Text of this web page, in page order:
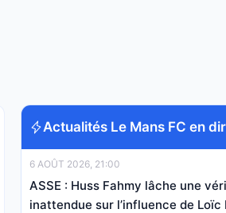
Actualités Le Mans FC en
6 AOÛT 2026, 21:00
ASSE : Huss Fahmy lâche une
inattendue sur l’influence de Loïc